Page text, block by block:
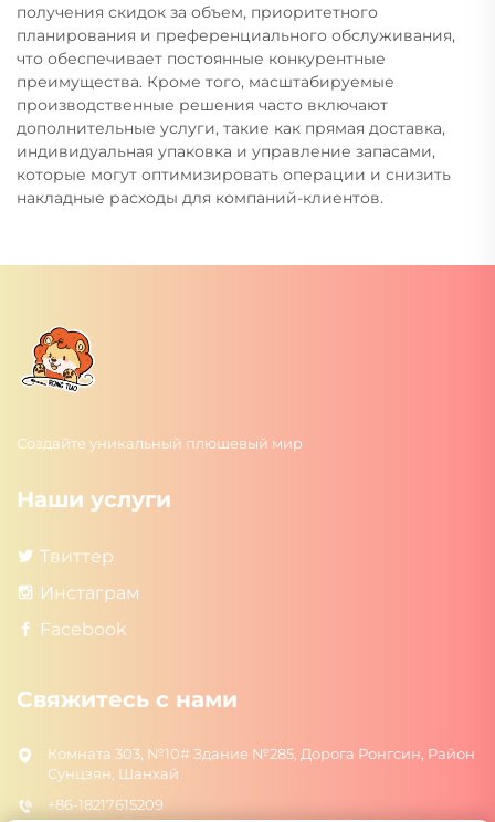
получения скидок за объем, приоритетного
планирования и преференциального обслуживания,
что обеспечивает постоянные конкурентные
преимущества. Кроме того, масштабируемые
производственные решения часто включают
дополнительные услуги, такие как прямая доставка,
индивидуальная упаковка и управление запасами,
которые могут оптимизировать операции и снизить
накладные расходы для компаний-клиентов.
Создайте уникальный плюшевый мир
Наши услуги
Твиттер
Инстаграм
Facebook
Свяжитесь с нами
Комната 303, №10# Здание №285, Дорога Ронгсин, Район
Сунцзян, Шанхай
+86-18217615209